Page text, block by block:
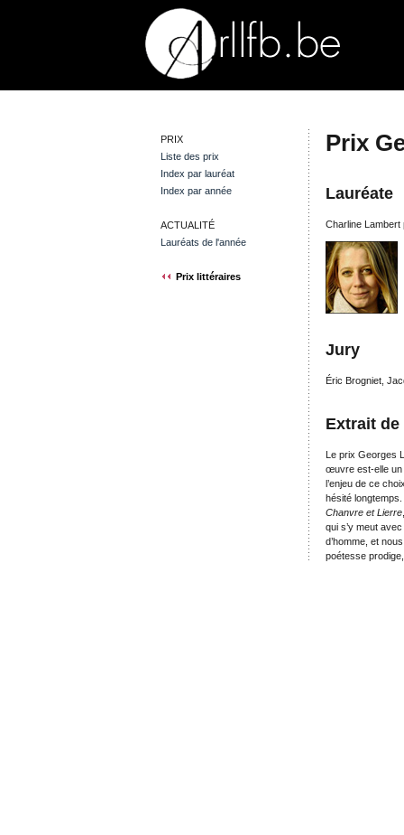
PRIX
Liste des prix
Index par lauréat
Index par année
ACTUALITÉ
Lauréats de l'année
Prix littéraires
Prix
Lauréate
Charline
Jury
Éric Brogniet,
Extrait
Le prix Georges
œuvre est-elle un
l’enjeu de ce
hésité longtemps.
Chanvre et Lierre
qui s’y meut
d’homme, et
poétesse